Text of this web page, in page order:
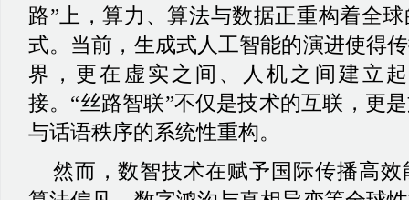
路”上，算力、算法与数据正重构着全
式。当前，生成式人工智能的演进使得
界，更在虚实之间、人机之间建立
接。 “丝路智联”不仅是技术的互联，更
与话语秩序的系统性重构。
然而，数智技术在赋予国际传播高